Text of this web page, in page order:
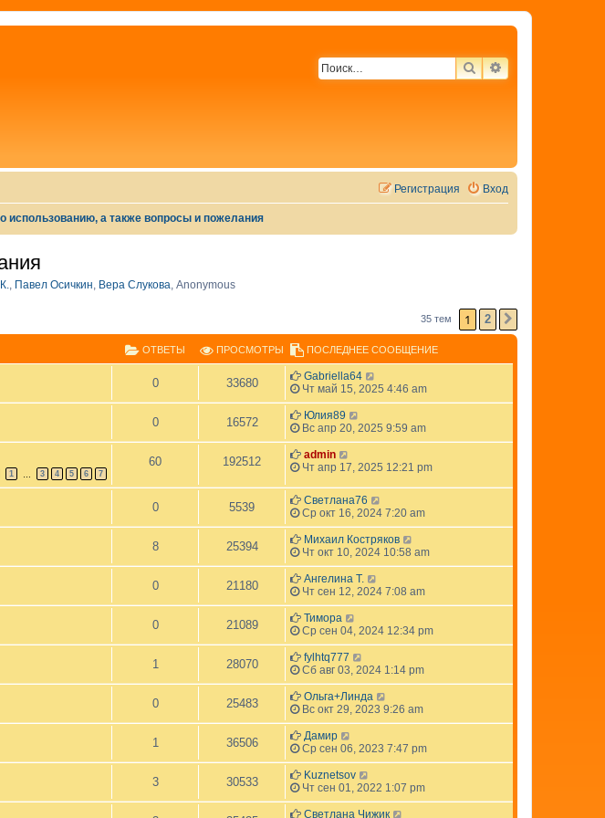
ПОИСКРАСШИРЕННЫЙ
Вход
Регистрация
использованию, а также вопросы и пожелания
, Павел Осичкин, Вера Слукова, Anonymous
35 тем 1 2
ОТВЕТЫ ПРОСМОТРЫ ПОСЛЕДНЕЕ СООБЩЕНИЕ
0 33680
Gabriella64
Чт май 15, 2025 4:46 am
0 16572
Юлия89
Вс апр 20, 2025 9:59 am
1 … 3 4 5 6 7
60 192512
admin
Чт апр 17, 2025 12:21 pm
0 5539
Светлана76
Ср окт 16, 2024 7:20 am
8 25394
Михаил Костряков
Чт окт 10, 2024 10:58 am
0 21180
Ангелина Т.
Чт сен 12, 2024 7:08 am
0 21089
Тимора
Ср сен 04, 2024 12:34 pm
1 28070
fylhtq777
Сб авг 03, 2024 1:14 pm
0 25483
Ольга+Линда
Вс окт 29, 2023 9:26 am
1 36506
Дамир
Ср сен 06, 2023 7:47 pm
3 30533
Kuznetsov
Чт сен 01, 2022 1:07 pm
Светлана Чижик